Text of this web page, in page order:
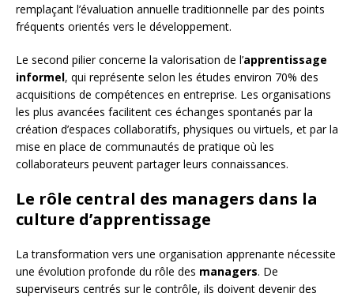
remplaçant l’évaluation annuelle traditionnelle par des points
fréquents orientés vers le développement.
Le second pilier concerne la valorisation de l’apprentissage
informel, qui représente selon les études environ 70% des
acquisitions de compétences en entreprise. Les organisations
les plus avancées facilitent ces échanges spontanés par la
création d’espaces collaboratifs, physiques ou virtuels, et par la
mise en place de communautés de pratique où les
collaborateurs peuvent partager leurs connaissances.
Le rôle central des managers dans la
culture d’apprentissage
La transformation vers une organisation apprenante nécessite
une évolution profonde du rôle des managers. De
superviseurs centrés sur le contrôle, ils doivent devenir des